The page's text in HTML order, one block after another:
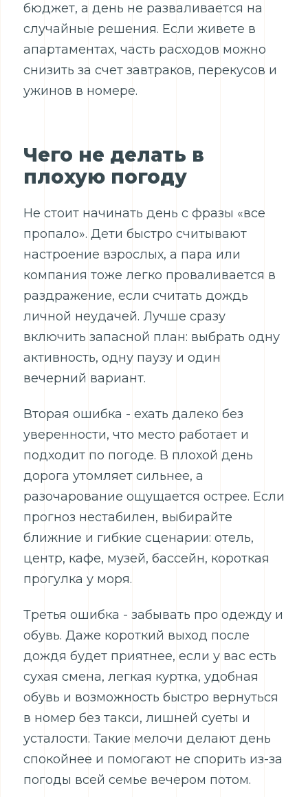
бюджет, а день не разваливается на
случайные решения. Если живете в
апартаментах, часть расходов можно
снизить за счет завтраков, перекусов и
ужинов в номере.
Чего не делать в
плохую погоду
Не стоит начинать день с фразы «все
пропало». Дети быстро считывают
настроение взрослых, а пара или
компания тоже легко проваливается в
раздражение, если считать дождь
личной неудачей. Лучше сразу
включить запасной план: выбрать одну
активность, одну паузу и один
вечерний вариант.
Вторая ошибка - ехать далеко без
уверенности, что место работает и
подходит по погоде. В плохой день
дорога утомляет сильнее, а
разочарование ощущается острее. Если
прогноз нестабилен, выбирайте
ближние и гибкие сценарии: отель,
центр, кафе, музей, бассейн, короткая
прогулка у моря.
Третья ошибка - забывать про одежду и
обувь. Даже короткий выход после
дождя будет приятнее, если у вас есть
сухая смена, легкая куртка, удобная
обувь и возможность быстро вернуться
в номер без такси, лишней суеты и
усталости. Такие мелочи делают день
спокойнее и помогают не спорить из-за
погоды всей семье вечером потом.